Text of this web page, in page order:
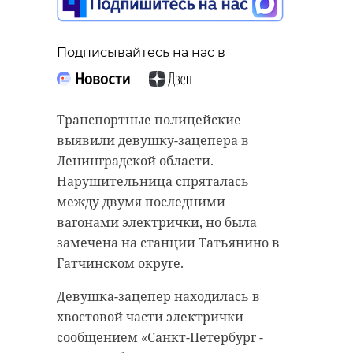
Подписывайтесь на нас в
Транспортные полицейские
выявили девушку-зацепера в
Ленинградской области.
Нарушительница спряталась
между двумя последними
вагонами электрички, но была
замечена на станции Татьянино в
Гатчинском округе.
Девушка-зацепер находилась в
хвостовой части электрички
сообщением «Санкт-Петербург -
девочку на
велосипеде
20 августа 2025, 09:36
Подписывайтесь на нас в
Во вторник, 19 августа, около 15:00
на подъезде к автомобильному
пункту пропуска «Светогорск» в
Выборгском районе
Ленинградской области
произошла авария. Грузовик сбил
Подписывайтесь на нас в
В среду, 20 августа, в
Ленинградской области ожидается
облачная с прояснениями погода.
В регионе пройдут
кратковременные дожди и
заметно похолодает. Температура
градусов.
В Санкт-Петербурге синоптики